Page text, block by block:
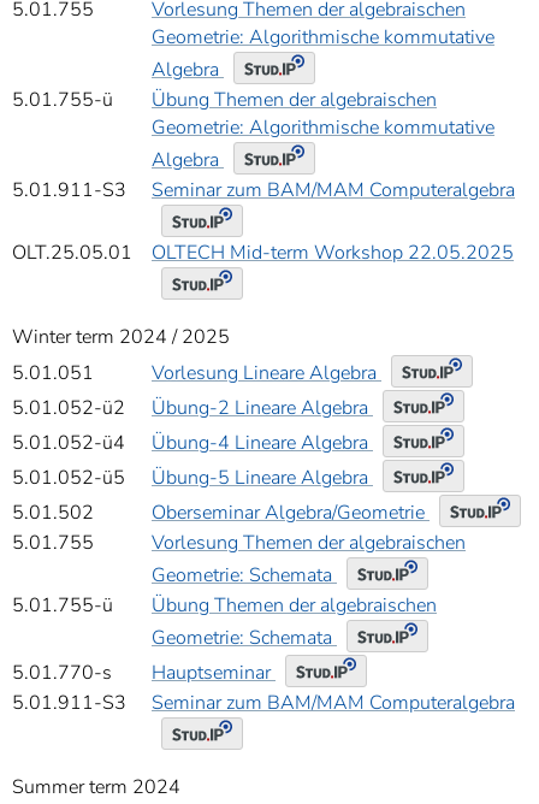
5.01.755
Vorlesung Themen der algebraischen
Geometrie: Algorithmische kommutative
Algebra
5.01.755-ü
Übung Themen der algebraischen
Geometrie: Algorithmische kommutative
Algebra
5.01.911-S3
Seminar zum BAM/MAM Computeralgebra
OLT.25.05.01 OLTECH Mid-term Workshop 22.05.2025
Winter term 2024 / 2025
5.01.051
Vorlesung Lineare Algebra
5.01.052-ü2
Übung-2 Lineare Algebra
5.01.052-ü4
Übung-4 Lineare Algebra
5.01.052-ü5
Übung-5 Lineare Algebra
5.01.502
Oberseminar Algebra/Geometrie
5.01.755
Vorlesung Themen der algebraischen
Geometrie: Schemata
5.01.755-ü
Übung Themen der algebraischen
Geometrie: Schemata
5.01.770-s
Hauptseminar
5.01.911-S3
Seminar zum BAM/MAM Computeralgebra
Summer term 2024